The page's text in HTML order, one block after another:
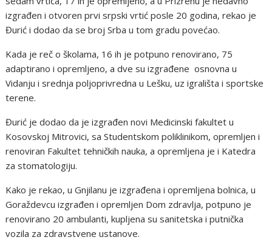
izgrađen i otvoren prvi srpski vrtić posle 20 godina, rekao je
Đurić i dodao da se broj Srba u tom gradu povećao.
Kada je reč o školama, 16 ih je potpuno renovirano, 75
adaptirano i opremljeno, a dve su izgrađene  osnovna u
Vidanju i srednja poljoprivredna u Lešku, uz igrališta i sportske
terene.
Đurić je dodao da je izgrađen novi Medicinski fakultet u
Kosovskoj Mitrovici, sa Studentskom poliklinikom, opremljen i
renoviran Fakultet tehničkih nauka, a opremljena je i Katedra
za stomatologiju.
Kako je rekao, u Gnjilanu je izgrađena i opremljena bolnica, u
Goraždevcu izgrađen i opremljen Dom zdravlja, potpuno je
renovirano 20 ambulanti, kupljena su sanitetska i putnička
vozila za zdravstvene ustanove.